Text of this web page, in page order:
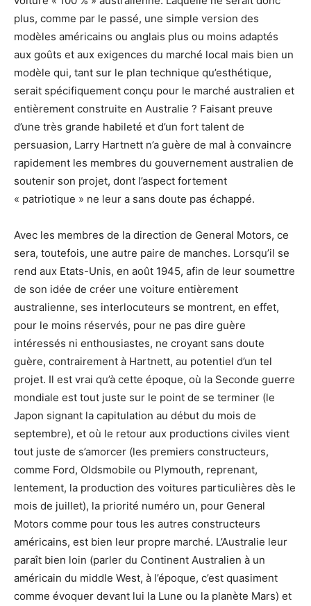
plus, comme par le passé, une simple version des
modèles américains ou anglais plus ou moins adaptés
aux goûts et aux exigences du marché local mais bien un
modèle qui, tant sur le plan technique qu’esthétique,
serait spécifiquement conçu pour le marché australien et
entièrement construite en Australie ? Faisant preuve
d’une très grande habileté et d’un fort talent de
persuasion, Larry Hartnett n’a guère de mal à convaincre
rapidement les membres du gouvernement australien de
soutenir son projet, dont l’aspect fortement
« patriotique » ne leur a sans doute pas échappé.
Avec les membres de la direction de General Motors, ce
sera, toutefois, une autre paire de manches. Lorsqu’il se
rend aux Etats-Unis, en août 1945, afin de leur soumettre
de son idée de créer une voiture entièrement
australienne, ses interlocuteurs se montrent, en effet,
pour le moins réservés, pour ne pas dire guère
intéressés ni enthousiastes, ne croyant sans doute
guère, contrairement à Hartnett, au potentiel d’un tel
projet. Il est vrai qu’à cette époque, où la Seconde guerre
mondiale est tout juste sur le point de se terminer (le
Japon signant la capitulation au début du mois de
septembre), et où le retour aux productions civiles vient
tout juste de s’amorcer (les premiers constructeurs,
comme Ford, Oldsmobile ou Plymouth, reprenant,
lentement, la production des voitures particulières dès le
mois de juillet), la priorité numéro un, pour General
Motors comme pour tous les autres constructeurs
américains, est bien leur propre marché. L’Australie leur
paraît bien loin (parler du Continent Australien à un
américain du middle West, à l’époque, c’est quasiment
comme évoquer devant lui la Lune ou la planète Mars) et